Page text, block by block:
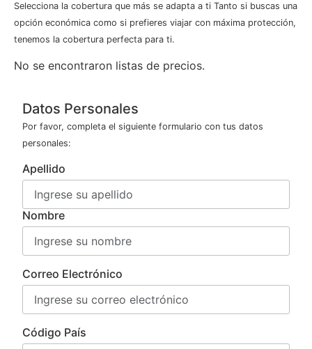
Selecciona la cobertura que más se adapta a ti Tanto si buscas una
opción económica como si prefieres viajar con máxima protección,
tenemos la cobertura perfecta para ti.
No se encontraron listas de precios.
Datos Personales
Por favor, completa el siguiente formulario con tus datos
personales:
Apellido
Nombre
Correo Electrónico
Código País